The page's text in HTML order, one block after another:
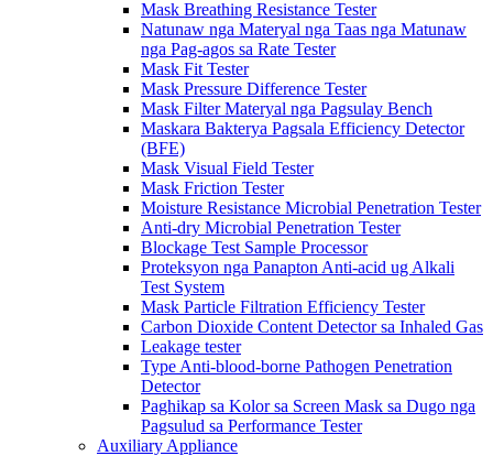
Mask Breathing Resistance Tester
Natunaw nga Materyal nga Taas nga Matunaw
nga Pag-agos sa Rate Tester
Mask Fit Tester
Mask Pressure Difference Tester
Mask Filter Materyal nga Pagsulay Bench
Maskara Bakterya Pagsala Efficiency Detector
(BFE)
Mask Visual Field Tester
Mask Friction Tester
Moisture Resistance Microbial Penetration Tester
Anti-dry Microbial Penetration Tester
Blockage Test Sample Processor
Proteksyon nga Panapton Anti-acid ug Alkali
Test System
Mask Particle Filtration Efficiency Tester
Carbon Dioxide Content Detector sa Inhaled Gas
Leakage tester
Type Anti-blood-borne Pathogen Penetration
Detector
Paghikap sa Kolor sa Screen Mask sa Dugo nga
Pagsulud sa Performance Tester
Auxiliary Appliance